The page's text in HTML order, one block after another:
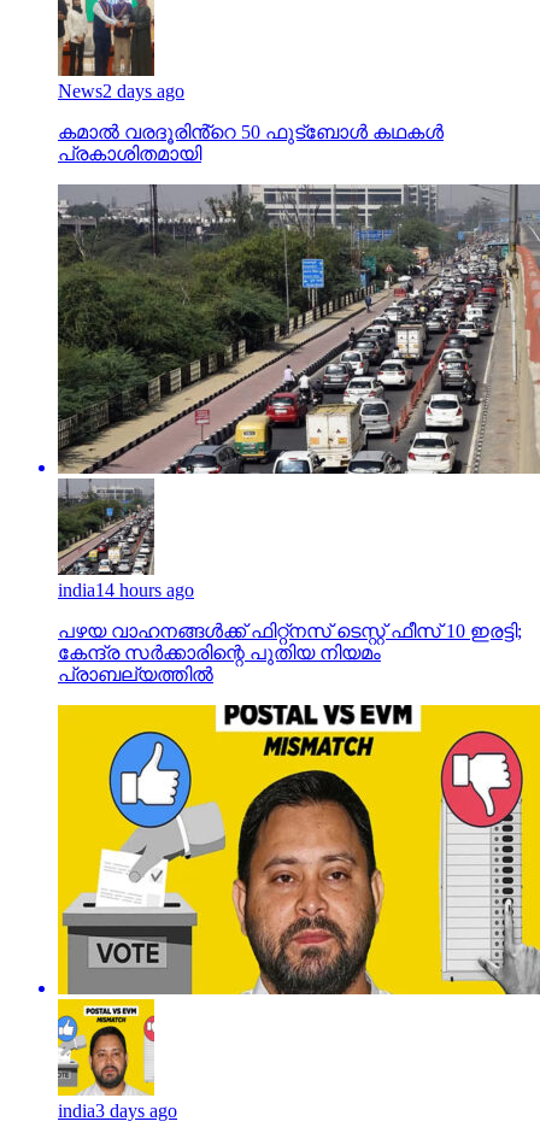
News2 days ago
കമാൽ വരദൂരിൻ്റെ 50 ഫുട്ബോൾ കഥകൾ
പ്രകാശിതമായി
india14 hours ago
പഴയ വാഹനങ്ങള്‍ക്ക് ഫിറ്റ്‌നസ് ടെസ്റ്റ് ഫീസ് 10 ഇരട്ടി;
കേന്ദ്ര സര്‍ക്കാരിന്റെ പുതിയ നിയമം
പ്രാബല്യത്തില്‍
india3 days ago